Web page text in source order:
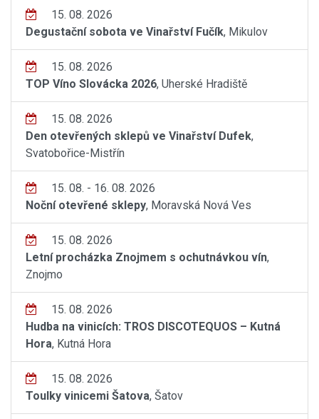
15. 08. 2026
Degustační sobota ve Vinařství Fučík, Mikulov
15. 08. 2026
TOP Víno Slovácka 2026, Uherské Hradiště
15. 08. 2026
Den otevřených sklepů ve Vinařství Dufek,
Svatobořice-Mistřín
15. 08. - 16. 08. 2026
Noční otevřené sklepy, Moravská Nová Ves
15. 08. 2026
Letní procházka Znojmem s ochutnávkou vín,
Znojmo
15. 08. 2026
Hudba na vinicích: TROS DISCOTEQUOS – Kutná
Hora, Kutná Hora
15. 08. 2026
Toulky vinicemi Šatova, Šatov